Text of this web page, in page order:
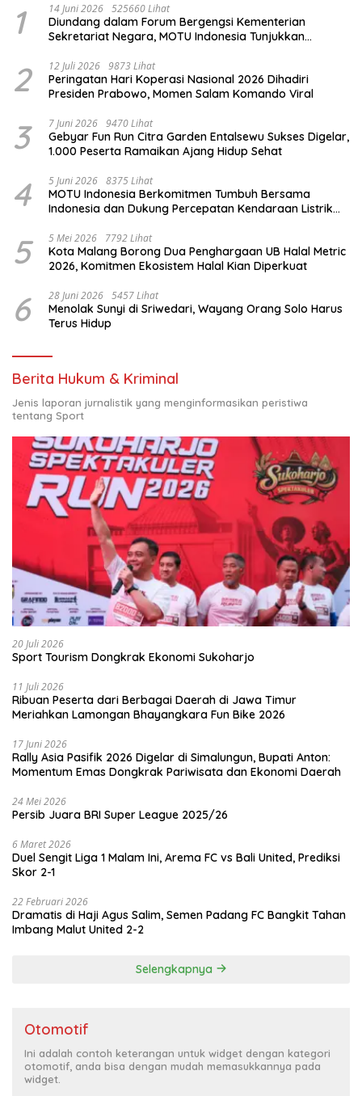
1 14 Juni 2026 525660 Lihat
Diundang dalam Forum Bergengsi Kementerian
Sekretariat Negara, MOTU Indonesia Tunjukkan
2 12 Juli 2026 9873 Lihat
Peringatan Hari Koperasi Nasional 2026 Dihadiri
Presiden Prabowo, Momen Salam Komando Viral
3 7 Juni 2026 9470 Lihat
Gebyar Fun Run Citra Garden Entalsewu Sukses Digelar,
1.000 Peserta Ramaikan Ajang Hidup Sehat
4 5 Juni 2026 8375 Lihat
MOTU Indonesia Berkomitmen Tumbuh Bersama
Indonesia dan Dukung Percepatan Kendaraan Listrik
5 5 Mei 2026 7792 Lihat
Kota Malang Borong Dua Penghargaan UB Halal Metric
2026, Komitmen Ekosistem Halal Kian Diperkuat
6 28 Juni 2026 5457 Lihat
Menolak Sunyi di Sriwedari, Wayang Orang Solo Harus
Terus Hidup
Berita Hukum & Kriminal
Jenis laporan jurnalistik yang menginformasikan peristiwa
tentang Sport
20 Juli 2026
Sport Tourism Dongkrak Ekonomi Sukoharjo
11 Juli 2026
Ribuan Peserta dari Berbagai Daerah di Jawa Timur
Meriahkan Lamongan Bhayangkara Fun Bike 2026
17 Juni 2026
Rally Asia Pasifik 2026 Digelar di Simalungun, Bupati Anton:
Momentum Emas Dongkrak Pariwisata dan Ekonomi Daerah
24 Mei 2026
Persib Juara BRI Super League 2025/26
6 Maret 2026
Duel Sengit Liga 1 Malam Ini, Arema FC vs Bali United, Prediksi
Skor 2-1
22 Februari 2026
Dramatis di Haji Agus Salim, Semen Padang FC Bangkit Tahan
Imbang Malut United 2-2
Selengkapnya
Otomotif
Ini adalah contoh keterangan untuk widget dengan kategori
otomotif, anda bisa dengan mudah memasukkannya pada
widget.